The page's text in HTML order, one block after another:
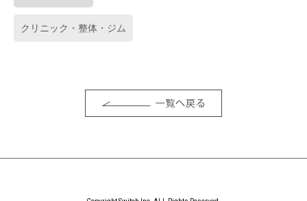
クリニック・整体・ジム